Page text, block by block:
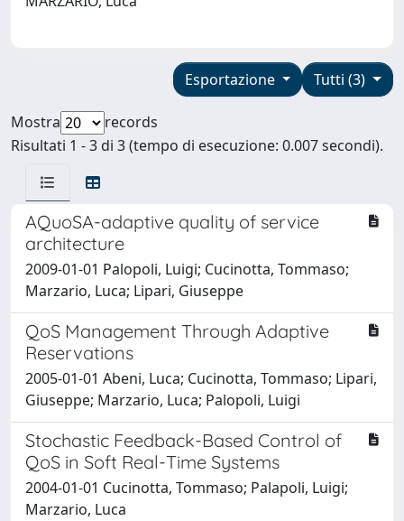
Tutti (3)
Esportazione
Mostra
records
Risultati 1 - 3 di 3 (tempo di esecuzione: 0.007 secondi).
AQuoSA-adaptive quality of service
architecture
2009-01-01 Palopoli, Luigi; Cucinotta, Tommaso;
Marzario, Luca; Lipari, Giuseppe
QoS Management Through Adaptive
Reservations
2005-01-01 Abeni, Luca; Cucinotta, Tommaso; Lipari,
Giuseppe; Marzario, Luca; Palopoli, Luigi
Stochastic Feedback-Based Control of
QoS in Soft Real-Time Systems
2004-01-01 Cucinotta, Tommaso; Palapoli, Luigi;
Marzario, Luca